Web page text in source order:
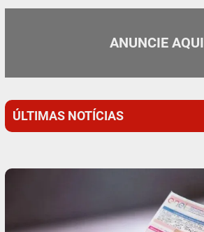
ANUNCIE AQUI
ÚLTIMAS NOTÍCIAS